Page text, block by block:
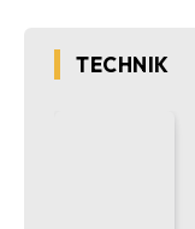
TECHNIK